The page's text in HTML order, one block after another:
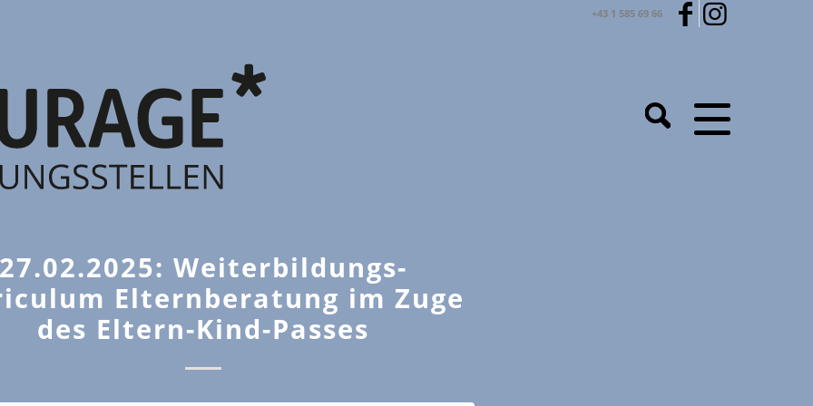
+43 1 585 69 66
27.02.2025: Weiterbildungs-
Elternberatung im Zuge
des Eltern-Kind-Passes